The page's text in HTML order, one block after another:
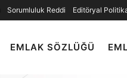
Sorumluluk Reddi Editöryal
EMLAK SÖZLÜĞÜ